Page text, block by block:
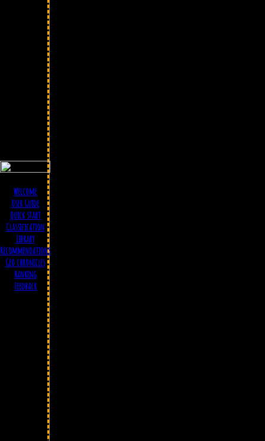
Welcome
User Guide
Quick start
Classification
Library
Recommendations
Geo chronicles
Ranking
Feedback